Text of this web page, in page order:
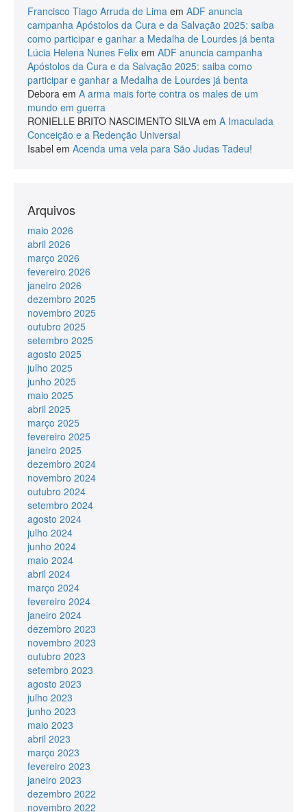
Francisco Tiago Arruda de Lima em ADF anuncia
campanha Apóstolos da Cura e da Salvação 2025: saiba
como participar e ganhar a Medalha de Lourdes já benta
Lúcia Helena Nunes Felix em ADF anuncia campanha
Apóstolos da Cura e da Salvação 2025: saiba como
participar e ganhar a Medalha de Lourdes já benta
Debora em A arma mais forte contra os males de um
mundo em guerra
RONIELLE BRITO NASCIMENTO SILVA em A Imaculada
Conceição e a Redenção Universal
Isabel em Acenda uma vela para São Judas Tadeu!
Arquivos
maio 2026
abril 2026
março 2026
fevereiro 2026
janeiro 2026
dezembro 2025
novembro 2025
outubro 2025
setembro 2025
agosto 2025
julho 2025
junho 2025
maio 2025
abril 2025
março 2025
fevereiro 2025
janeiro 2025
dezembro 2024
novembro 2024
outubro 2024
setembro 2024
agosto 2024
julho 2024
junho 2024
maio 2024
abril 2024
março 2024
fevereiro 2024
janeiro 2024
dezembro 2023
novembro 2023
outubro 2023
setembro 2023
agosto 2023
julho 2023
junho 2023
maio 2023
abril 2023
março 2023
fevereiro 2023
janeiro 2023
dezembro 2022
novembro 2022